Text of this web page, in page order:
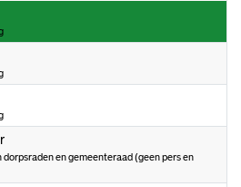
2026
en gemeenteraad (geen pers en